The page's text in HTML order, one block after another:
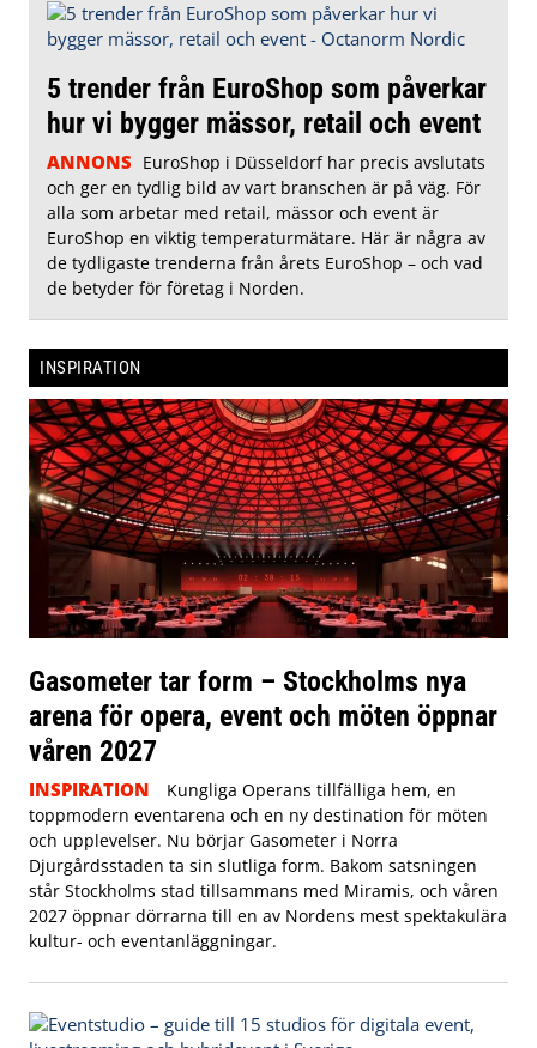
5 trender från EuroShop som påverkar
hur vi bygger mässor, retail och event
ANNONS EuroShop i Düsseldorf har precis avslutats
och ger en tydlig bild av vart branschen är på väg. För
alla som arbetar med retail, mässor och event är
EuroShop en viktig temperaturmätare. Här är några av
de tydligaste trenderna från årets EuroShop – och vad
de betyder för företag i Norden.
INSPIRATION
Gasometer tar form – Stockholms nya
arena för opera, event och möten öppnar
våren 2027
INSPIRATION
Kungliga Operans tillfälliga hem, en
toppmodern eventarena och en ny destination för möten
och upplevelser. Nu börjar Gasometer i Norra
Djurgårdsstaden ta sin slutliga form. Bakom satsningen
står Stockholms stad tillsammans med Miramis, och våren
2027 öppnar dörrarna till en av Nordens mest spektakulära
kultur- och eventanläggningar.